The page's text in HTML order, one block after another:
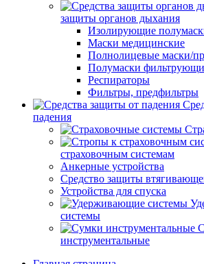
защиты органов дыхания
Изолирующие
Маски медицинские
Полнолицевые маски/
Полумаски
Респираторы
Фильтры, предфильтры
падения
страховочным системам
Анкерные устройства
Средство защиты
Устройства для спуска
системы
инструментальные